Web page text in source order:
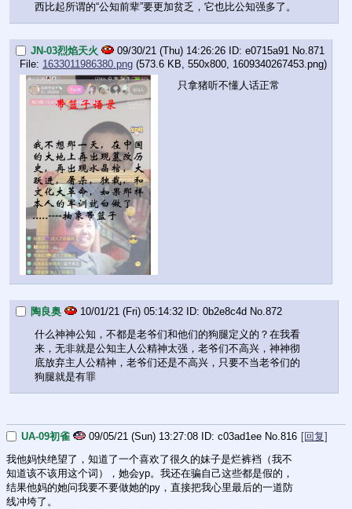
西比起所谓的“公知前辈”要更加贫乏，它也比公知强多了。
JN-03烈焰天火 09/30/21 (Thu) 14:26:26 e0715a91 No. 871
File: 1633011986380.png (573.6 KB, 550x800, 1609340267453.png)
只拿猪听不懂人话正常
陶良奥 10/01/21 (Fri) 05:14:32 0b2e8c4d No.872
什么神神公知，不都是老爷们和他们的狗腿定义的？在我看
来，无非就是公知主人公精神太强，老爷们不高兴，神神彻
底放弃主人公精神，老爷们还是不高兴，只要不当老爷们的
狗腿就是有罪
UA-09初雀 09/05/21 (Sun) 13:27:08 c03ad1ee No.816 [回复]
我他妈快绝望了，知道了一个喜欢了很久的妹子是烂裤裆（我不
知道该不该用这个词），她会yp。我还在骗自己这些都是假的，
结果他妈的她问我要不要做她的py，直接把我心里最后的一道防
线冲垮了。